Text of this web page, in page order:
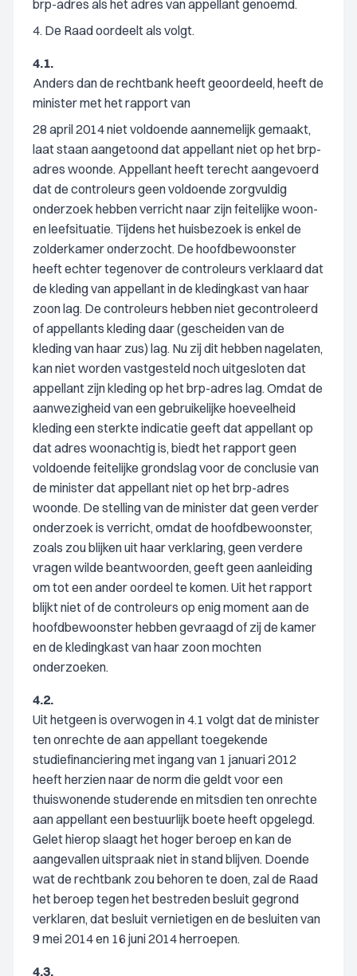
brp-adres als het adres van appellant genoemd.
4. De Raad oordeelt als volgt.
4.1.
Anders dan de rechtbank heeft geoordeeld, heeft de
minister met het rapport van
28 april 2014 niet voldoende aannemelijk gemaakt,
laat staan aangetoond dat appellant niet op het brp-
adres woonde. Appellant heeft terecht aangevoerd
dat de controleurs geen voldoende zorgvuldig
onderzoek hebben verricht naar zijn feitelijke woon-
en leefsituatie. Tijdens het huisbezoek is enkel de
zolderkamer onderzocht. De hoofdbewoonster
heeft echter tegenover de controleurs verklaard dat
de kleding van appellant in de kledingkast van haar
zoon lag. De controleurs hebben niet gecontroleerd
of appellants kleding daar (gescheiden van de
kleding van haar zus) lag. Nu zij dit hebben nagelaten,
kan niet worden vastgesteld noch uitgesloten dat
appellant zijn kleding op het brp-adres lag. Omdat de
aanwezigheid van een gebruikelijke hoeveelheid
kleding een sterkte indicatie geeft dat appellant op
dat adres woonachtig is, biedt het rapport geen
voldoende feitelijke grondslag voor de conclusie van
de minister dat appellant niet op het brp-adres
woonde. De stelling van de minister dat geen verder
onderzoek is verricht, omdat de hoofdbewoonster,
zoals zou blijken uit haar verklaring, geen verdere
vragen wilde beantwoorden, geeft geen aanleiding
om tot een ander oordeel te komen. Uit het rapport
blijkt niet of de controleurs op enig moment aan de
hoofdbewoonster hebben gevraagd of zij de kamer
en de kledingkast van haar zoon mochten
onderzoeken.
4.2.
Uit hetgeen is overwogen in 4.1 volgt dat de minister
ten onrechte de aan appellant toegekende
studiefinanciering met ingang van 1 januari 2012
heeft herzien naar de norm die geldt voor een
thuiswonende studerende en mitsdien ten onrechte
aan appellant een bestuurlijk boete heeft opgelegd.
Gelet hierop slaagt het hoger beroep en kan de
aangevallen uitspraak niet in stand blijven. Doende
wat de rechtbank zou behoren te doen, zal de Raad
het beroep tegen het bestreden besluit gegrond
verklaren, dat besluit vernietigen en de besluiten van
9 mei 2014 en 16 juni 2014 herroepen.
4.3.